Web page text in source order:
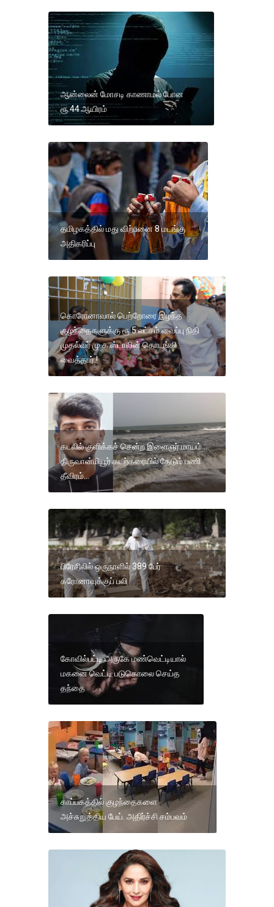
ஆன்லைன் மோசடி காணாமல் போன
ரூ.44 ஆயிரம்
தமிழகத்தில் மது விற்பனை 8 மடங்கு
அதிகரிப்பு
கொரோனாவால் பெற்றோரை இழந்த
குழந்தைகளுக்கு ரூ.5 லட்சம் வைப்பு நிதி
முதல்வர் மு.க.ஸ்டாலின் தொடங்கி
வைத்தார்.!
கடலில் குளிக்கச் சென்ற இளைஞர்.மாயம் ...
திருவான்மியூர் கடற்கரையில் தேடும் பணி
தீவிரம்...
பிரேசிலில் ஒருநாளில் 389 பேர்
கரோனாவுக்குப் பலி
கோவில்பட்டி அருகே மண்வெட்டியால்
மகனை வெட்டி படுகொலை செய்த
தந்தை
காப்பகத்தில் குழந்தைகளை
அச்சுறுத்திய பேய். அதிர்ச்சி சம்பவம்